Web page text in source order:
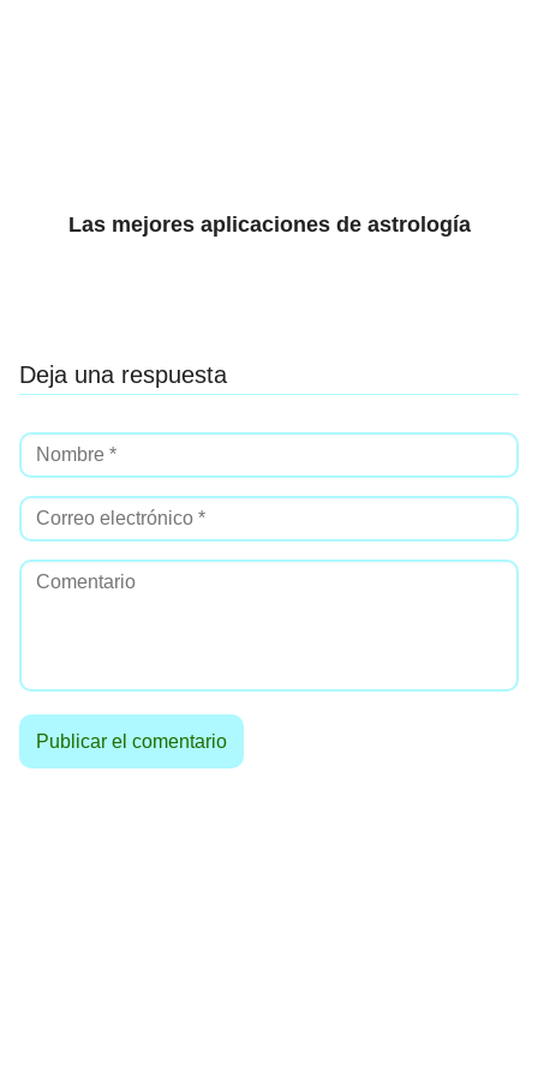
Las mejores aplicaciones de astrología
Deja una respuesta